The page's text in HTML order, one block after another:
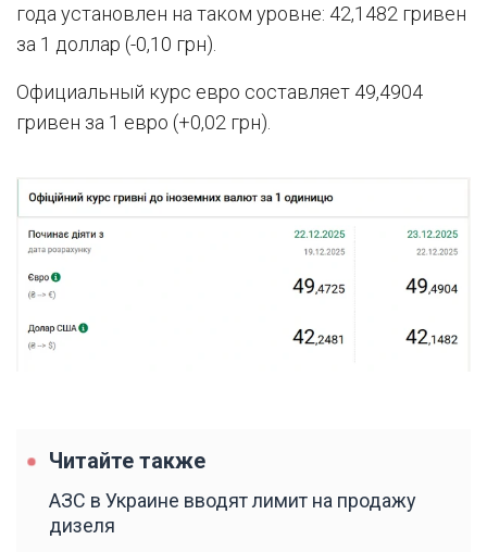
года установлен на таком уровне: 42,1482 гривен
за 1 доллар (-0,10 грн).
Официальный курс евро составляет 49,4904
гривен за 1 евро (+0,02 грн).
Читайте также
АЗС в Украине вводят лимит на продажу
дизеля